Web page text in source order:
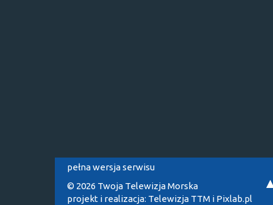
pełna wersja serwisu
© 2026 Twoja Telewizja Morska
projekt i realizacja: Telewizja TTM i Pixlab.pl